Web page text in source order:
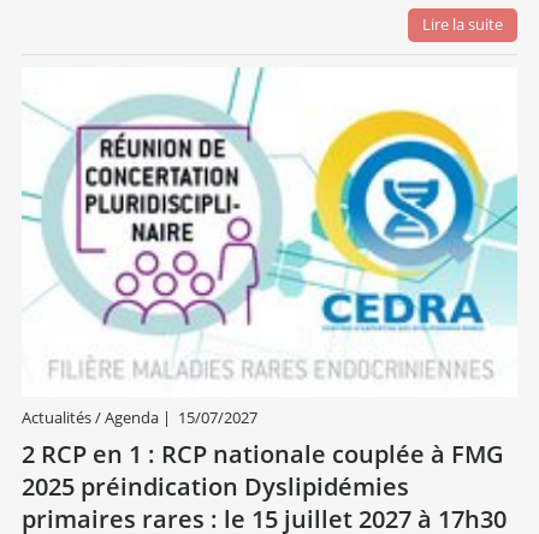
Lire la suite
Actualités / Agenda| 15/07/2027
2 RCP en 1 : RCP nationale couplée à FMG
2025 préindication Dyslipidémies
primaires rares : le 15 juillet 2027 à 17h30